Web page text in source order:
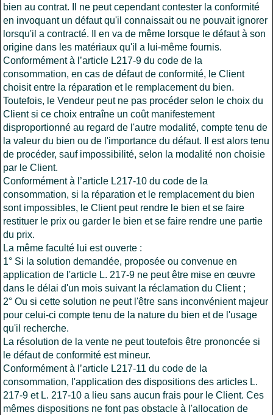
bien au contrat. Il ne peut cependant contester la conformité
en invoquant un défaut qu'il connaissait ou ne pouvait ignorer
lorsqu'il a contracté. Il en va de même lorsque le défaut à son
origine dans les matériaux qu'il a lui-même fournis.
Conformément à l’article L217-9 du code de la
consommation, en cas de défaut de conformité, le Client
choisit entre la réparation et le remplacement du bien.
Toutefois, le Vendeur peut ne pas procéder selon le choix du
Client si ce choix entraîne un coût manifestement
disproportionné au regard de l'autre modalité, compte tenu de
la valeur du bien ou de l'importance du défaut. Il est alors tenu
de procéder, sauf impossibilité, selon la modalité non choisie
par le Client.
Conformément à l’article L217-10 du code de la
consommation, si la réparation et le remplacement du bien
sont impossibles, le Client peut rendre le bien et se faire
restituer le prix ou garder le bien et se faire rendre une partie
du prix.
La même faculté lui est ouverte :
1° Si la solution demandée, proposée ou convenue en
application de l'article L. 217-9 ne peut être mise en œuvre
dans le délai d'un mois suivant la réclamation du Client ;
2° Ou si cette solution ne peut l'être sans inconvénient majeur
pour celui-ci compte tenu de la nature du bien et de l'usage
qu'il recherche.
La résolution de la vente ne peut toutefois être prononcée si
le défaut de conformité est mineur.
Conformément à l’article L217-11 du code de la
consommation, l'application des dispositions des articles L.
217-9 et L. 217-10 a lieu sans aucun frais pour le Client. Ces
mêmes dispositions ne font pas obstacle à l'allocation de